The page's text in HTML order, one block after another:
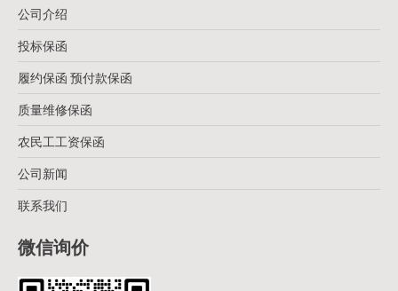
公司介绍
投标保函
履约保函 预付款保函
质量维修保函
农民工工资保函
公司新闻
联系我们
微信询价